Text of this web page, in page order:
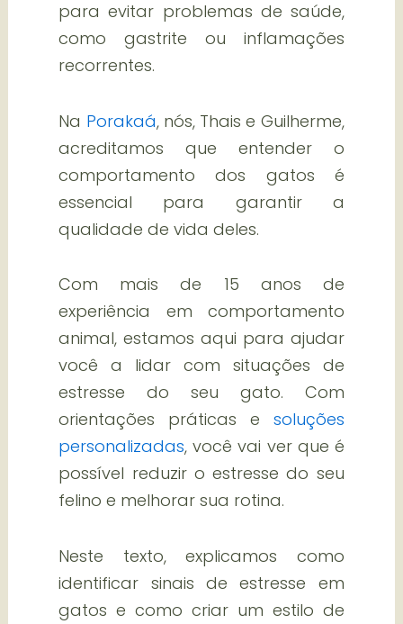
para evitar problemas de saúde,
como gastrite ou inflamações
recorrentes.
Na Porakaá, nós, Thais e Guilherme,
acreditamos que entender o
comportamento dos gatos é
essencial para garantir a
qualidade de vida deles.
Com mais de 15 anos de
experiência em comportamento
animal, estamos aqui para ajudar
você a lidar com situações de
estresse do seu gato. Com
orientações práticas e soluções
personalizadas, você vai ver que é
possível reduzir o estresse do seu
felino e melhorar sua rotina.
Neste texto, explicamos como
identificar sinais de estresse em
gatos e como criar um estilo de